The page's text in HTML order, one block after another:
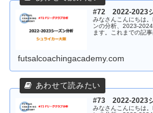
#72 2022-2023
みなさんこんにちは
ンの分析、2023-
ます。これまでの記
futsalcoachingacademy.com
#73 2022-2023
みなさんこんにちは